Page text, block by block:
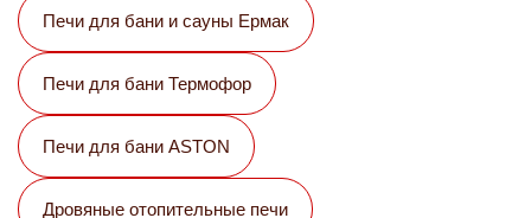
Печи для бани и сауны Eрмак
Печи для бани Термофор
Печи для бани ASTON
Дровяные отопительные печи